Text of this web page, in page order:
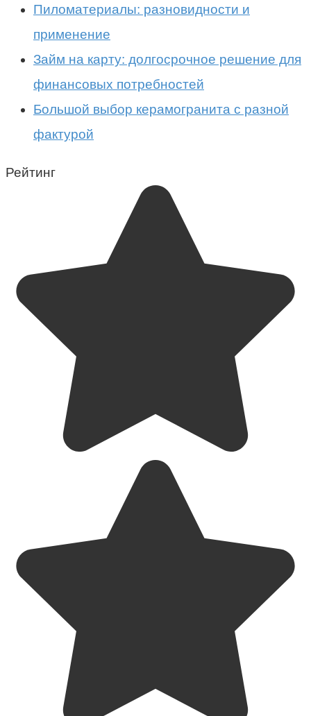
Пиломатериалы: разновидности и
применение
Займ на карту: долгосрочное решение для
финансовых потребностей
Большой выбор керамогранита с разной
фактурой
Рейтинг